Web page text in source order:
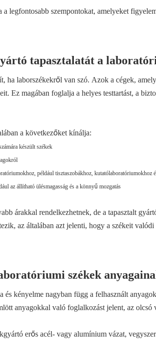
a legfontosabb szempontokat, amelyeket
tapasztalatát a
ha laborszékekről van szó. Azok a cégek,
Ez magában foglalja a helyes testtartást, a
a következőket kínálja:
készült székek
például tisztaszobákhoz, kutatólaboratóriumokhoz
az állítható ülésmagasság és a könnyű mozgatás
árakkal rendelkezhetnek, de a tapasztalt
az általában azt jelenti, hogy a székeit
székek
és kényelme nagyban függ a felhasznált
anyagokkal való foglalkozást jelent, az olcsó
erős acél- vagy alumínium vázat,